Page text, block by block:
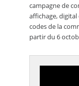
campagne de
affichage,
codes de la
partir du 6